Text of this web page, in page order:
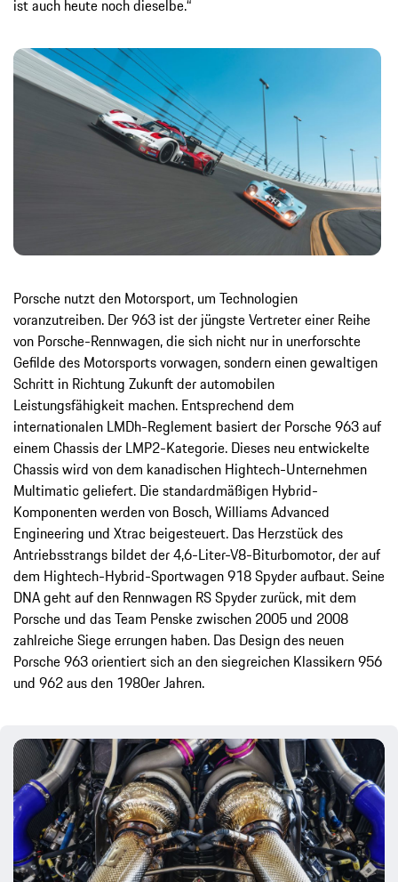
ist auch heute noch dieselbe.“
Porsche nutzt den Motorsport, um Technologien
voranzutreiben. Der 963 ist der jüngste Vertreter einer Reihe
von Porsche-Rennwagen, die sich nicht nur in unerforschte
Gefilde des Motorsports vorwagen, sondern einen gewaltigen
Schritt in Richtung Zukunft der automobilen
Leistungsfähigkeit machen. Entsprechend dem
internationalen LMDh-Reglement basiert der Porsche 963 auf
einem Chassis der LMP2-Kategorie. Dieses neu entwickelte
Chassis wird von dem kanadischen Hightech-Unternehmen
Multimatic geliefert. Die standardmäßigen Hybrid-
Komponenten werden von Bosch, Williams Advanced
Engineering und Xtrac beigesteuert. Das Herzstück des
Antriebsstrangs bildet der 4,6-Liter-V8-Biturbomotor, der auf
dem Hightech-Hybrid-Sportwagen 918 Spyder aufbaut. Seine
DNA geht auf den Rennwagen RS Spyder zurück, mit dem
Porsche und das Team Penske zwischen 2005 und 2008
zahlreiche Siege errungen haben. Das Design des neuen
Porsche 963 orientiert sich an den siegreichen Klassikern 956
und 962 aus den 1980er Jahren.